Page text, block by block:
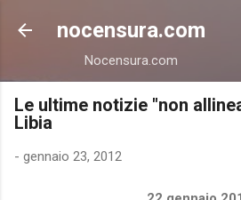
Passa ai contenuti
nocensura.com
Nocensura.com
Le ultime notizie "non
Libia
- gennaio 23, 2012